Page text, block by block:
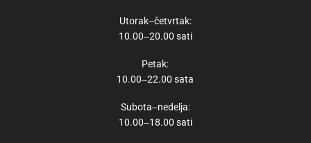
Utorak‒četvrtak:
10.00‒20.00 sati
Petak:
10.00‒22.00 sata
Subota‒nedelja:
10.00‒18.00 sati